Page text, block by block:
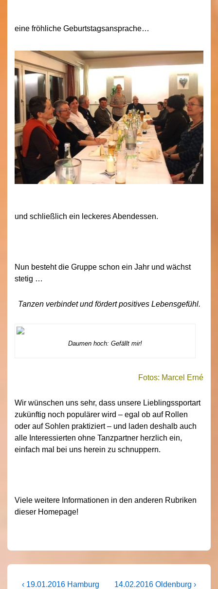
eine fröhliche Geburtstagsansprache…
und schließlich ein leckeres Abendessen.
Nun besteht die Gruppe schon ein Jahr und wächst
stetig …
Tanzen verbindet und fördert positives Lebensgefühl.
Daumen hoch: Gefällt mir!
Fotos: Marcel Erné
Wir wünschen uns sehr, dass unsere Lieblingssportart
zukünftig noch populärer wird – egal ob auf Rollen
oder auf Sohlen praktiziert – und laden deshalb auch
alle Interessierten ohne Tanzpartner herzlich ein,
einfach mal bei uns herein zu schnuppern.
Viele weitere Informationen in den anderen Rubriken
dieser Homepage!
Vorheriger
‹ 19.01.2016 Hamburg Nächster
14.02.2016 Oldenburg ›